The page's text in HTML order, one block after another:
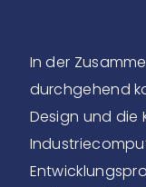
In der
durchgehend
Design und die